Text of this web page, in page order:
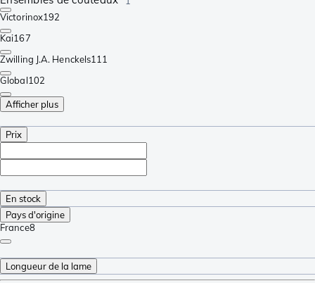
Victorinox192
Kai167
Zwilling J.A. Henckels111
Global102
Afficher plus
Prix
En stock
Pays d'origine
France8
Longueur de la lame